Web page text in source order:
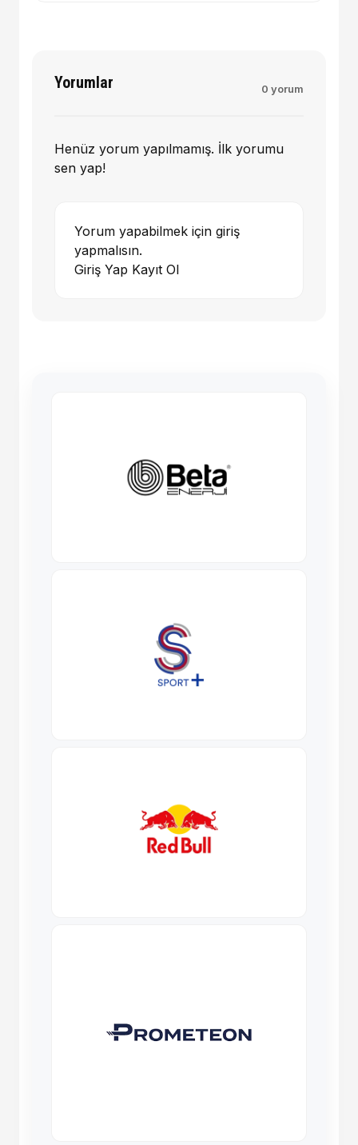
Yorumlar 0 yorum
Henüz yorum yapılmamış. İlk yorumu
sen yap!
Yorum yapabilmek için giriş
yapmalısın.
Giriş Yap Kayıt Ol